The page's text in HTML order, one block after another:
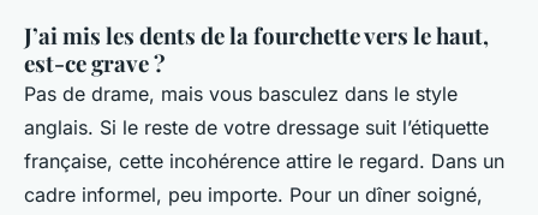
J’ai mis les dents de la fourchette vers le haut,
est-ce grave ?
Pas de drame, mais vous basculez dans le style
anglais. Si le reste de votre dressage suit l’étiquette
française, cette incohérence attire le regard. Dans un
cadre informel, peu importe. Pour un dîner soigné,